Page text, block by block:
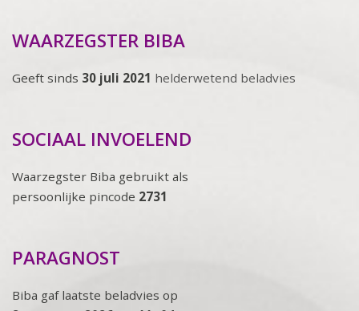
WAARZEGSTER BIBA
Geeft sinds 30 juli 2021 helderwetend beladvies
SOCIAAL INVOELEND
Waarzegster Biba gebruikt als
persoonlijke pincode 2731
PARAGNOST
Biba gaf laatste beladvies op